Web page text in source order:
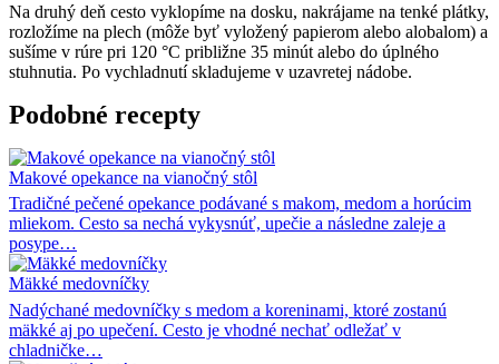
Na druhý deň cesto vyklopíme na dosku, nakrájame na tenké plátky,
rozložíme na plech (môže byť vyložený papierom alebo alobalom) a
sušíme v rúre pri 120 °C približne 35 minút alebo do úplného
stuhnutia. Po vychladnutí skladujeme v uzavretej nádobe.
Podobné recepty
Makové opekance na vianočný stôl
Tradičné pečené opekance podávané s makom, medom a horúcim
mliekom. Cesto sa nechá vykysnúť, upečie a následne zaleje a
posype…
Mäkké medovníčky
Nadýchané medovníčky s medom a koreninami, ktoré zostanú
mäkké aj po upečení. Cesto je vhodné nechať odležať v
chladničke…